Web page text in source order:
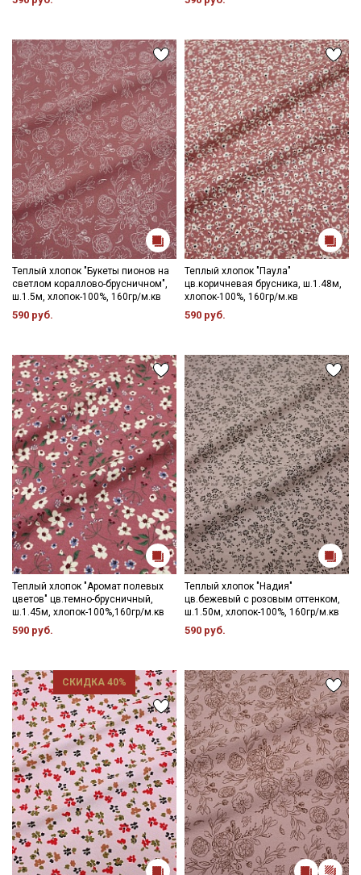
Теплый хлопок "Букеты пионов на
светлом кораллово-брусничном",
ш.1.5м, хлопок-100%, 160гр/м.кв
590 руб.
Теплый хлопок "Паула"
цв.коричневая брусника, ш.1.48м,
хлопок-100%, 160гр/м.кв
590 руб.
Теплый хлопок "Аромат полевых
цветов" цв.темно-брусничный,
ш.1.45м, хлопок-100%,160гр/м.кв
590 руб.
Теплый хлопок "Надия"
цв.бежевый с розовым оттенком,
ш.1.50м, хлопок-100%, 160гр/м.кв
590 руб.
СКИДКА 40%